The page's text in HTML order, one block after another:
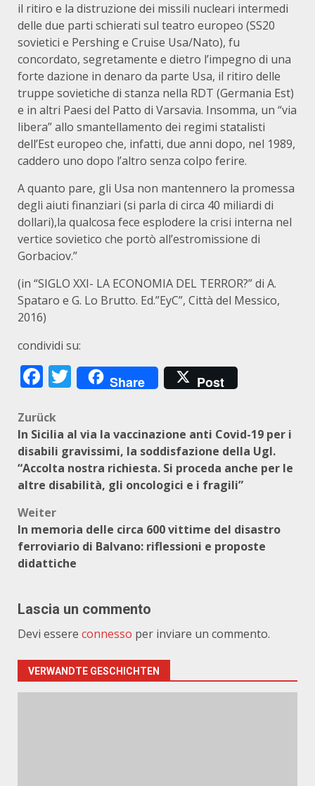
il ritiro e la distruzione dei missili nucleari intermedi
delle due parti schierati sul teatro europeo (SS20
sovietici e Pershing e Cruise Usa/Nato), fu
concordato, segretamente e dietro l’impegno di una
forte dazione in denaro da parte Usa, il ritiro delle
truppe sovietiche di stanza nella RDT (Germania Est)
e in altri Paesi del Patto di Varsavia. Insomma, un “via
libera” allo smantellamento dei regimi statalisti
dell’Est europeo che, infatti, due anni dopo, nel 1989,
caddero uno dopo l’altro senza colpo ferire.
A quanto pare, gli Usa non mantennero la promessa
degli aiuti finanziari (si parla di circa 40 miliardi di
dollari),la qualcosa fece esplodere la crisi interna nel
vertice sovietico che portò all’estromissione di
Gorbaciov.”
(in “SIGLO XXI- LA ECONOMIA DEL TERROR?” di A.
Spataro e G. Lo Brutto. Ed.”EyC”, Città del Messico,
2016)
condividi su:
Facebook
Twitter
Share Post
Beitragsnavigation
Zurück
In Sicilia al via la vaccinazione anti Covid-19 per i
disabili gravissimi, la soddisfazione della Ugl.
“Accolta nostra richiesta. Si proceda anche per le
altre disabilità, gli oncologici e i fragili”
Weiter
In memoria delle circa 600 vittime del disastro
ferroviario di Balvano: riflessioni e proposte
didattiche
Lascia un commento
Devi essere connesso per inviare un commento.
VERWANDTE GESCHICHTEN